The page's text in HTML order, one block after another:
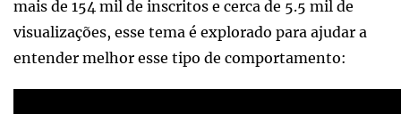
mais de 154 mil de inscritos e cerca de 5.5 mil de
visualizações, esse tema é explorado para ajudar a
entender melhor esse tipo de comportamento: